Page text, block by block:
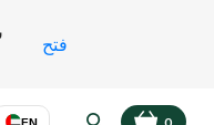
فتح
EN 0